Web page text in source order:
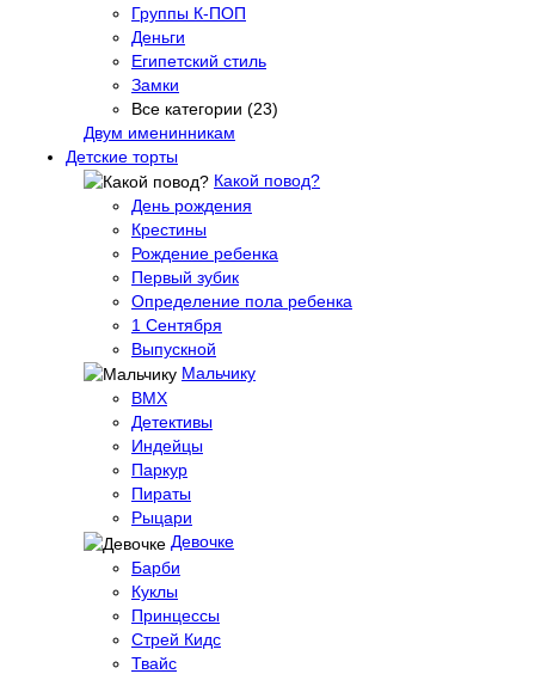
Группы К-ПОП
Деньги
Египетский стиль
Замки
Все категории (23)
Двум именинникам
Детские торты
Какой повод?
День рождения
Крестины
Рождение ребенка
Первый зубик
Определение пола ребенка
1 Сентября
Выпускной
Мальчику
BMX
Детективы
Индейцы
Паркур
Пираты
Рыцари
Девочке
Барби
Куклы
Принцессы
Стрей Кидс
Твайс